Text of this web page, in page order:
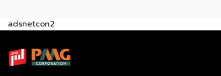
เลือกสร้างรายได้เพิ่มและพยุงเศรษฐกิจไทยให้ฟื้นตัว เสิร์ฟครบ
ความรู้โดยผู้ทรงคุณวุฒิคับคั่ง และกิจกรรมเจรจาจับคู่ธุรกิจทั้งใน
และต่างประเทศ งานจัดต่อเนื่องระหว่างวันที่ 6-9 สิงหาคมนี้ ที่
adsnetcon2